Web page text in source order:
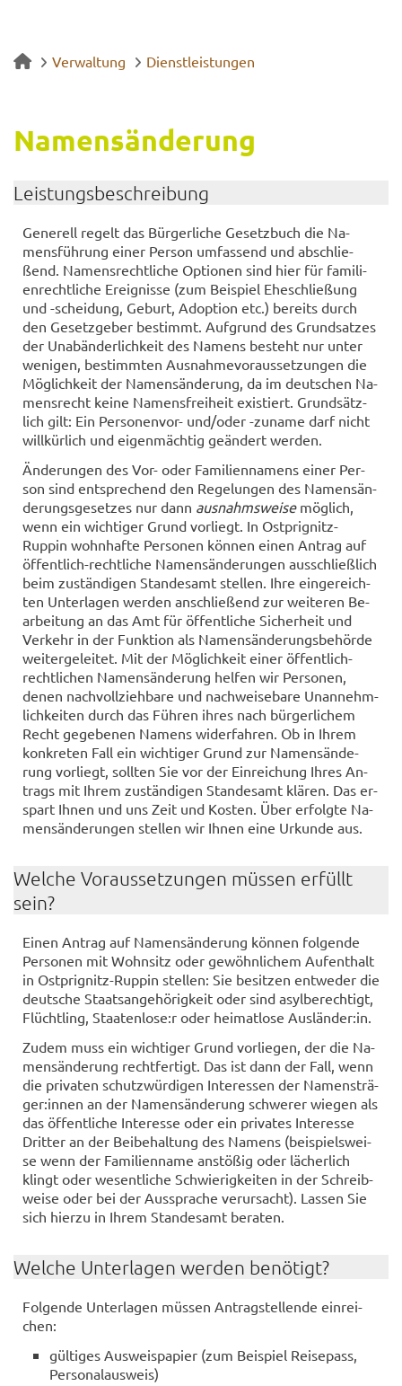
Verwaltung Dienstleistungen
Na­mens­än­de­rung
Leis­tungs­be­schrei­bung
Ge­ne­rell re­gelt das Bür­ger­li­che Ge­setz­buch die Na­
mens­füh­rung einer Per­son um­fas­send und ab­schlie­
ßend. Na­mens­recht­li­che Op­tio­nen sind hier für fa­mi­li­
en­recht­li­che Er­eig­nis­se (zum Bei­spiel Ehe­schlie­ßung
und -​scheidung, Ge­burt, Ad­op­ti­on etc.) be­reits durch
den Ge­setz­ge­ber be­stimmt. Auf­grund des Grund­sat­zes
der Un­ab­än­der­lich­keit des Na­mens be­steht nur unter
we­ni­gen, be­stimm­ten Aus­nah­me­vor­aus­set­zun­gen die
Mög­lich­keit der Na­mens­än­de­rung, da im deut­schen Na­
mens­recht keine Na­mens­frei­heit exis­tiert. Grund­sätz­
lich gilt: Ein Personenvor-​ und/oder -​zuname darf nicht
will­kür­lich und ei­gen­mäch­tig ge­än­dert wer­den.
Än­de­run­gen des Vor- oder Fa­mi­li­en­na­mens einer Per­
son sind ent­spre­chend den Re­ge­lun­gen des Na­mens­än­
de­rungs­ge­set­zes nur dann aus­nahms­wei­semög­lich,
wenn ein wich­ti­ger Grund vor­liegt. In Ostprignitz-​
Ruppin wohn­haf­te Per­so­nen kön­nen einen An­trag auf
öffentlich-​rechtliche Na­mens­än­de­run­gen aus­schließ­lich
beim zu­stän­di­gen Stan­des­amt stel­len. Ihre ein­ge­reich­
ten Un­ter­la­gen wer­den an­schlie­ßend zur wei­te­ren Be­
ar­bei­tung an das Amt für öf­fent­li­che Si­cher­heit und
Ver­kehr in der Funk­ti­on als Na­mens­än­de­rungs­be­hör­de
wei­ter­ge­lei­tet. Mit der Mög­lich­keit einer öffentlich-​
rechtlichen Na­mens­än­de­rung hel­fen wir Per­so­nen,
denen nach­voll­zieh­ba­re und nach­wei­se­ba­re Un­an­nehm­
lich­kei­ten durch das Füh­ren ihres nach bür­ger­li­chem
Recht ge­ge­be­nen Na­mens wi­der­fah­ren. Ob in Ihrem
kon­kre­ten Fall ein wich­ti­ger Grund zur Na­mens­än­de­
rung vor­liegt, soll­ten Sie vor der Ein­rei­chung Ihres An­
trags mit Ihrem zu­stän­di­gen Stan­des­amt klä­ren. Das er­
spart Ihnen und uns Zeit und Kos­ten. Über er­folg­te Na­
mens­än­de­run­gen stel­len wir Ihnen eine Ur­kun­de aus.
Wel­che Vor­aus­set­zun­gen müs­sen er­füllt
sein?
Einen An­trag auf Na­mens­än­de­rung kön­nen fol­gen­de
Per­so­nen mit Wohn­sitz oder ge­wöhn­li­chem Auf­ent­halt
in Ostprignitz-​Ruppin stel­len: Sie be­sit­zen ent­we­der die
deut­sche Staats­an­ge­hö­rig­keit oder sind asyl­be­rech­tigt,
Flücht­ling, Staa­ten­lo­se:r oder hei­mat­lo­se Aus­län­der:in.
Zudem muss ein wich­ti­ger Grund vor­lie­gen, der die Na­
mens­än­de­rung recht­fer­tigt. Das ist dann der Fall, wenn
die pri­va­ten schutz­wür­di­gen In­ter­es­sen der Na­mens­trä­
ger:innen an der Na­mens­än­de­rung schwe­rer wie­gen als
das öf­fent­li­che In­ter­es­se oder ein pri­va­tes In­ter­es­se
Drit­ter an der Bei­be­hal­tung des Na­mens (bei­spiels­wei­
se wenn der Fa­mi­li­en­na­me an­stö­ßig oder lä­cher­lich
klingt oder we­sent­li­che Schwie­rig­kei­ten in der Schreib­
wei­se oder bei der Aus­spra­che ver­ur­sacht). Las­sen Sie
sich hier­zu in Ihrem Stan­des­amt be­ra­ten.
Wel­che Un­ter­la­gen wer­den be­nö­tigt?
Fol­gen­de Un­ter­la­gen müs­sen An­trag­stel­len­de ein­rei­
chen:
gül­ti­ges Aus­weis­pa­pier (zum Bei­spiel Rei­se­pass,
Per­so­nal­aus­weis)